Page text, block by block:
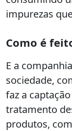
impurezas
Como é
E a
sociedade,
faz a
tratamento
produtos,